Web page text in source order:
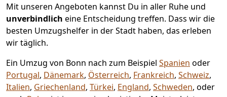
Mit unseren Angeboten kannst Du in aller Ruhe und
unverbindlich eine Entscheidung treffen. Dass wir die
besten Umzugshelfer in der Stadt haben, das erleben
wir täglich.
Ein Umzug von Bonn nach zum Beispiel Spanien oder
Portugal, Dänemark, Österreich, Frankreich, Schweiz,
Italien, Griechenland, Türkei, England, Schweden, oder